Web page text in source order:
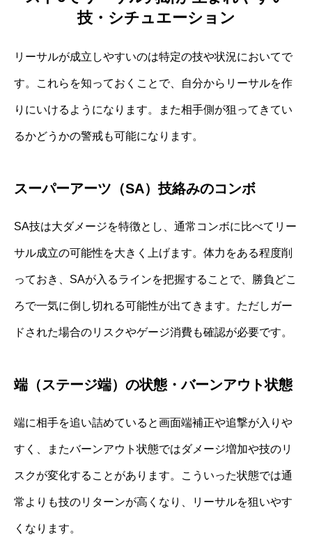
技・シチュエーション
リーサルが成立しやすいのは特定の技や状況においてで
す。これらを知っておくことで、自分からリーサルを作
りにいけるようになります。また相手側が狙ってきてい
るかどうかの警戒も可能になります。
スーパーアーツ（SA）技絡みのコンボ
SA技は大ダメージを特徴とし、通常コンボに比べてリー
サル成立の可能性を大きく上げます。体力をある程度削
っておき、SAが入るラインを把握することで、勝負どこ
ろで一気に倒し切れる可能性が出てきます。ただしガー
ドされた場合のリスクやゲージ消費も確認が必要です。
端（ステージ端）の状態・バーンアウト状態
端に相手を追い詰めていると画面端補正や追撃が入りや
すく、またバーンアウト状態ではダメージ増加や技のリ
スクが変化することがあります。こういった状態では通
常よりも技のリターンが高くなり、リーサルを狙いやす
くなります。